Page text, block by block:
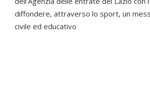
diffondere, attraverso lo sport, un
civile ed educativo